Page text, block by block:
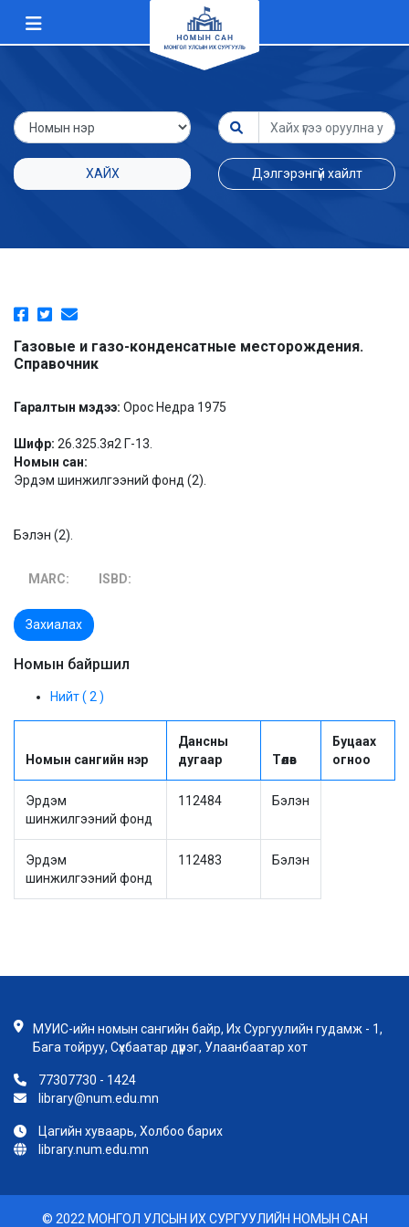
ХАЙХ Дэлгэрэнгүй хайлт
Газовые и газо-конденсатные месторождения.
Справочник
Гаралтын мэдээ: Орос Недра 1975
Шифр: 26.325.3я2 Г-13.
Номын сан:
Эрдэм шинжилгээний фонд (2).
Бэлэн (2).
MARC: ISBD:
Захиалах
Номын байршил
Нийт ( 2 )
Номын сангийн нэр
Дансны
дугаар
Төлөв
Буцаах
огноо
Эрдэм
шинжилгээний фонд
112484 Бэлэн
Эрдэм
шинжилгээний фонд
112483 Бэлэн
МУИС-ийн номын сангийн байр, Их Сургуулийн гудамж - 1,
Бага тойруу, Сүхбаатар дүүрэг, Улаанбаатар хот
77307730 - 1424
library@num.edu.mn
Цагийн хуваарь, Холбоо барих
library.num.edu.mn
© 2022 МОНГОЛ УЛСЫН ИХ СУРГУУЛИЙН НОМЫН САН